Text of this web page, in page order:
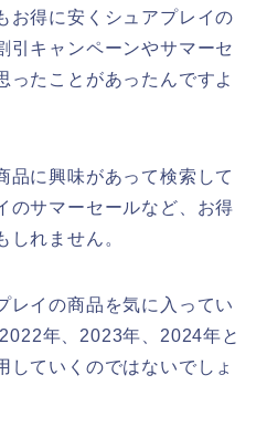
お得に安くシュアプレイの
引キャンペーンやサマーセ
ったことがあったんですよ
品に興味があって検索して
のサマーセールなど、お得
しれません。
レイの商品を気に入ってい
年、2023年、2024年と
していくのではないでしょ